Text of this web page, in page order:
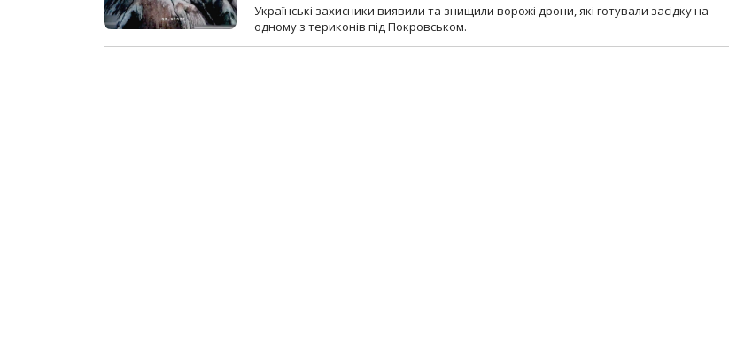
Українські захисники виявили та знищили ворожі дрони, які готували засідку на
одному з териконів під Покровськом.